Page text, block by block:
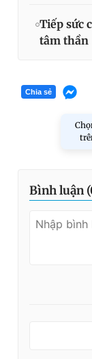
Tiếp sức
tâm thần
Chia sẻ
Bình luận (